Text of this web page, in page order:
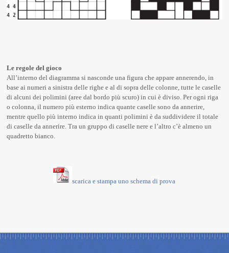
Le regole del gioco
All’interno del diagramma si nasconde una figura che appare annerendo, in
base ai numeri a sinistra delle righe e al di sopra delle colonne, tutte le caselle
di alcuni dei polimini (aree dal bordo più scuro) in cui è diviso. Per ogni riga
o colonna, il numero più esterno indica quante caselle sono da annerire,
mentre quello più interno indica in quanti polimini è da suddividere il totale
di caselle da annerire. Tra un gruppo di caselle nere e l’altro c’è almeno un
quadretto bianco.
scarica e stampa uno schema di prova